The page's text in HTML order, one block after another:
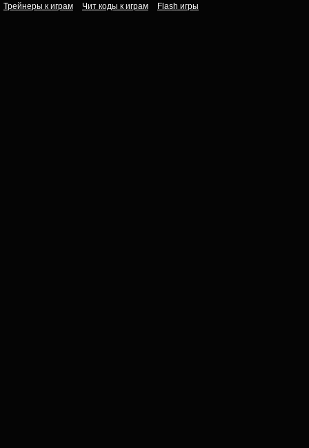
Трейнеры к играм
Чит коды к играм Flash игры